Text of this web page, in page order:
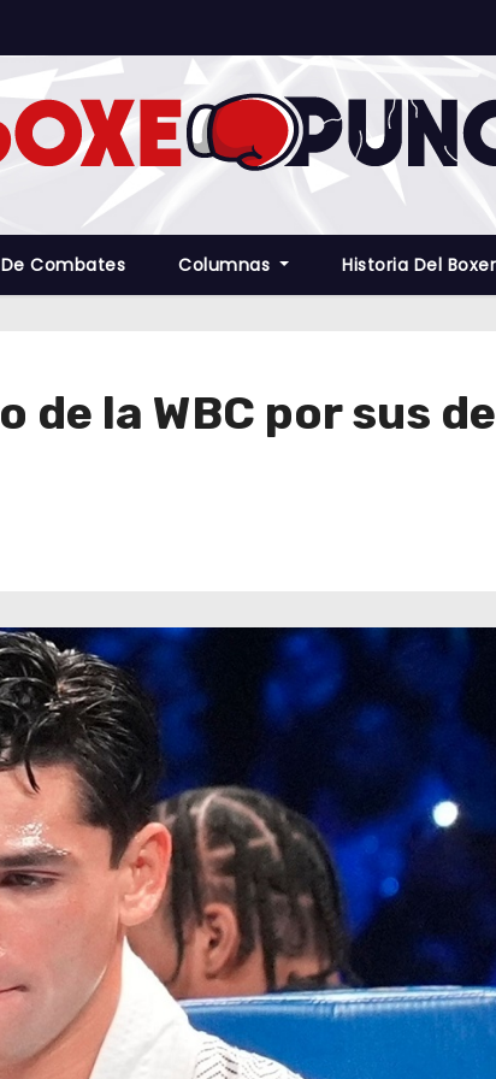
Combates Columnas Historia Del
de la WBC por sus